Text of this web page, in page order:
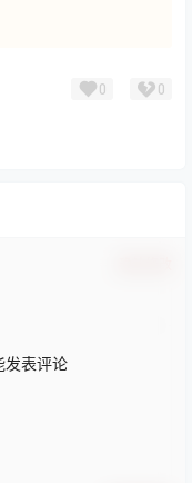
0 0
发表评论